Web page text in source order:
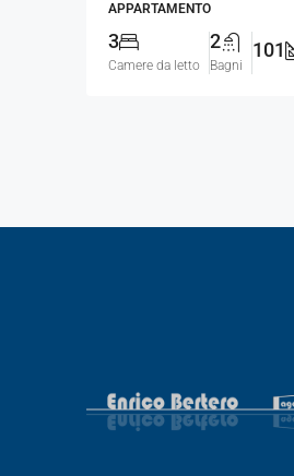
APPARTAMENTO
3
Camere da letto
2
Bagni
101